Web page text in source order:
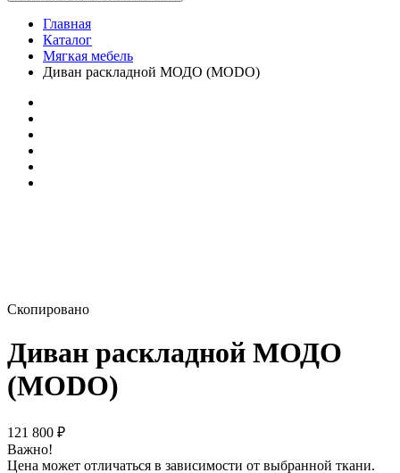
Главная
Каталог
Мягкая мебель
Диван раскладной МОДО (MODO)
Скопировано
Диван раскладной МОДО
(MODO)
121 800 ₽
Важно!
Цена может отличаться в зависимости от выбранной ткани.